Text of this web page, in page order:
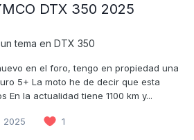
DTX 350 2025
tema en DTX 350
en el foro, tengo en propiedad una
5+ La moto he de decir que esta
En la actualidad tiene 1100 km y...
2025 1